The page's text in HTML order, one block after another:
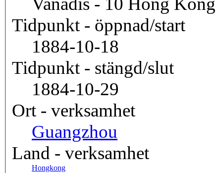
Tidpunkt - öppnad/start
1884-10-18
Tidpunkt - stängd/slut
1884-10-29
Ort - verksamhet
Guangzhou
Land - verksamhet
Hongkong